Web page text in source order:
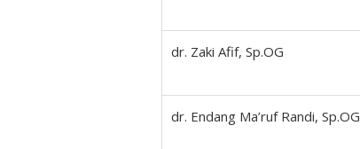
dr. Zaki Afif, Sp.OG
dr. Endang Ma’ruf Randi, Sp.OG